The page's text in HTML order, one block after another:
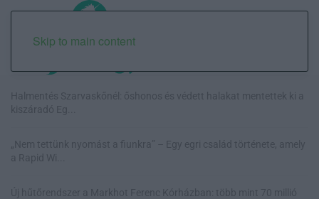
Skip to main content
Halmentés Szarvaskőnél: őshonos és védett halakat mentettek ki a
kiszáradó Eg...
„Nem tettünk nyomást a fiunkra” – Egy egri család története, amely
a Rapid Wi...
Új hűtőrendszer a Markhot Ferenc Kórházban: több mint 70 millió